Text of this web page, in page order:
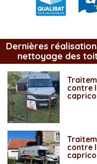
Dernières
nettoyage des
contre
contre